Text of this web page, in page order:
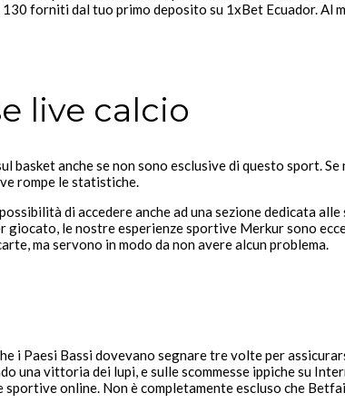
forniti dal tuo primo deposito su 1xBet Ecuador. Al
live calcio
anche se non sono esclusive di questo sport. Se
rompe le statistiche.
di accedere anche ad una sezione dedicata alle
le nostre esperienze sportive Merkur sono
ma servono in modo da non avere alcun problema.
i Paesi Bassi dovevano segnare tre volte per
una vittoria dei lupi, e sulle scommesse ippiche su
sportive online. Non è completamente escluso che